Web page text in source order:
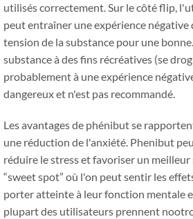
utilisés correctement. Sur le côté flip,
peut entraîner une expérience
tension de la substance pour une
substance à des fins récréatives (se
probablement à une expérience
dangereux et n'est pas recommandé.
Les avantages de phénibut se
une réduction de l'anxiété. Phenibut
réduire le stress et favoriser un
“sweet spot” où l'on peut sentir les
porter atteinte à leur fonction mentale
plupart des utilisateurs prennent